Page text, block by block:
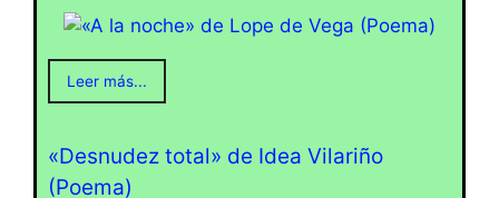
Leer más...
«Desnudez total» de Idea Vilariño
(Poema)